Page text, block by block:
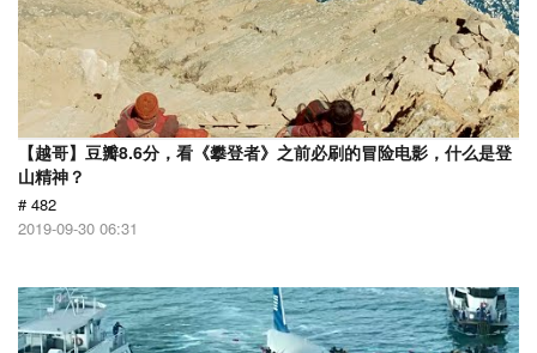
【越哥】豆瓣8.6分，看《攀登者》之前必刷的冒险电影，什么是登
山精神？
# 482
2019-09-30 06:31